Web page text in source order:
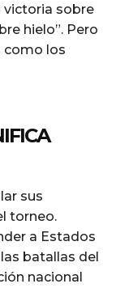
victoria sobre
hielo”. Pero
como los
sus
torneo.
a Estados
batallas del
nacional